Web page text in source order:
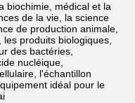
biochimie, médical et la
de la vie, la science
de production animale,
produits biologiques,
des bactéries,
nucléique,
l'échantillon
idéal pour le